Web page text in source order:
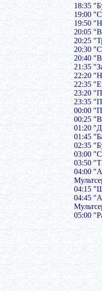
18:35
19:00
19:50
20:05
20:25
20:30
20:40
21:35
22:20
22:35
23:20
23:35
00:00
00:25
01:20
01:45
02:35
03:00
03:50
04:00
04:15
04:45
05:00